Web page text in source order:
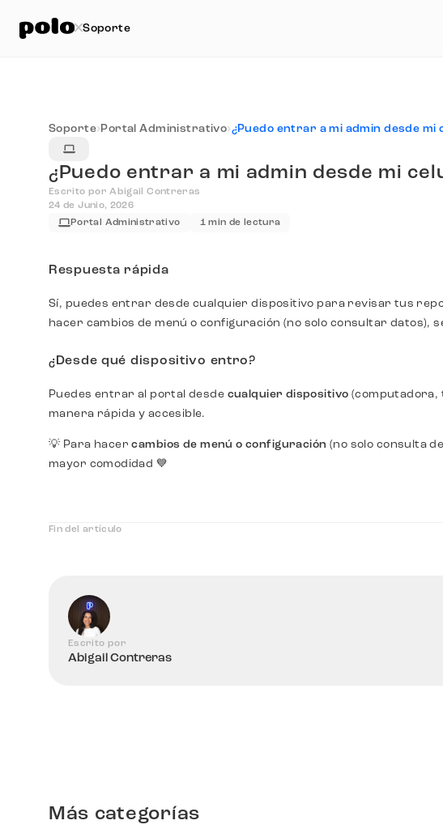
Soporte
Soporte› Portal Administrativo›
¿Puedo entrar a mi admin desde mi
Escrito por Abigail Contreras
24 de Junio, 2026
Portal Administrativo
1 min de lectura
Respuesta rápida
Sí, puedes entrar desde cualquier dispositivo para revisar tus
hacer cambios de menú o configuración (no solo consultar datos),
¿Desde qué dispositivo entro?
Puedes entrar al portal desde cualquier dispositivo (computadora,
manera rápida y accesible.
💡 Para hacercambios de menú o configuración (no solo consulta
mayor comodidad 💙
Fin del artículo
Escrito por
Abigail Contreras
Más categorías